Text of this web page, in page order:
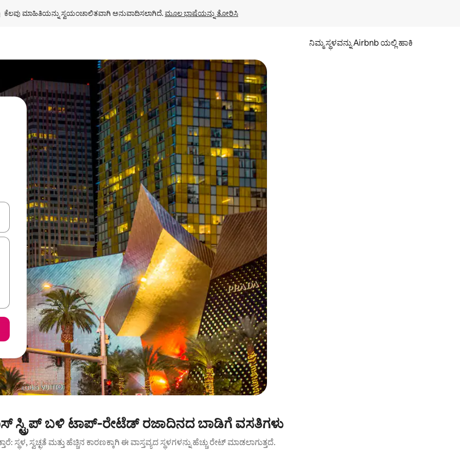
ಕೆಲವು ಮಾಹಿತಿಯನ್ನು ಸ್ವಯಂಚಾಲಿತವಾಗಿ ಅನುವಾದಿಸಲಾಗಿದೆ. ಮೂಲ ಭಾಷೆಯನ್ನು ತೋರಿಸಿ
ನಿಮ್ಮ ಸ್ಥಳವನ್ನು Airbnb ಯಲ್ಲಿ ಹಾಕಿ
ನ್ಯಾವಿಗೇಟ್ ಮಾಡಿ ಅಥವಾ ಸ್ಪರ್ಶ ಅಥವಾ ಸ್ವೈಪ್ ಗೆಸ್ಚರ್‌ಗಳ ಮೂಲಕ ಅನ್ವೇಷಿಸಿ.
ಸ್ಟ್ರಿಪ್ ಬಳಿ ಟಾಪ್-ರೇಟೆಡ್ ರಜಾದಿನದ ಬಾಡಿಗೆ ವಸತಿಗಳು
ಸ್ಥಳ, ಸ್ವಚ್ಛತೆ ಮತ್ತು ಹೆಚ್ಚಿನ ಕಾರಣಕ್ಕಾಗಿ ಈ ವಾಸ್ತವ್ಯದ ಸ್ಥಳಗಳನ್ನು ಹೆಚ್ಚು ರೇಟ್ ಮಾಡಲಾಗುತ್ತದೆ.